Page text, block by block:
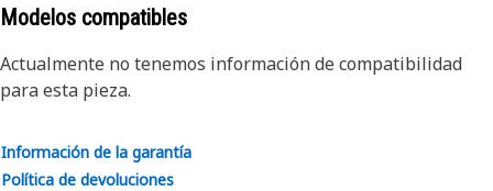
Modelos compatibles
Actualmente no tenemos información de compatibilidad
para esta pieza.
Información de la garantía
Política de devoluciones